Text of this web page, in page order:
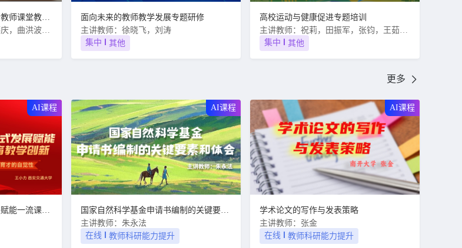
从站上讲台到站稳讲台：新教师课堂教学基本技能训练营
主讲教师：李霞，林旺，薛庆，曲洪波，韩映雄，陈江，鲍崇高
面向未来的教师教学发展专题研修
主讲教师：徐晓飞，刘涛
集中
其他
高校运动与健康促进专题培训
主讲教师：祝莉，田振军，张钧，王茹，何玉秀，尹小俭，叶心明，齐洁
集中
其他
更多
AI课程
以推进课程思政内涵式发展赋能一流课程建设与教育教学创新
AI课程
国家自然科学基金申请书编制的关键要素和体会
主讲教师：朱永法
在线
教师科研能力提升
AI课程
学术论文的写作与发表策略
主讲教师：张金
在线
教师科研能力提升